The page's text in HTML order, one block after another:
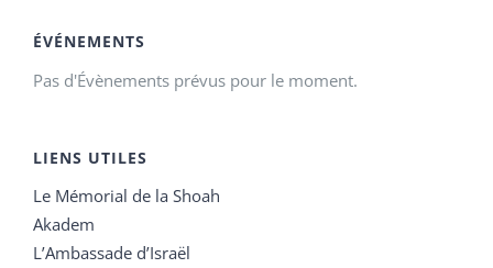
ÉVÉNEMENTS
Pas d'Évènements prévus pour le moment.
LIENS UTILES
Le Mémorial de la Shoah
Akadem
L’Ambassade d’Israël